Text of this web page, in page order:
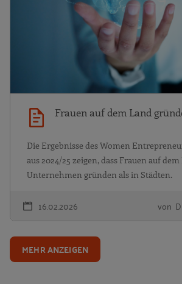
Frauen auf dem Land
Die Ergebnisse des Women
aus 2024/25 zeigen, dass Frauen auf
Unternehmen gründen als in Städten.
16.02.2026 von
MEHR ANZEIGEN